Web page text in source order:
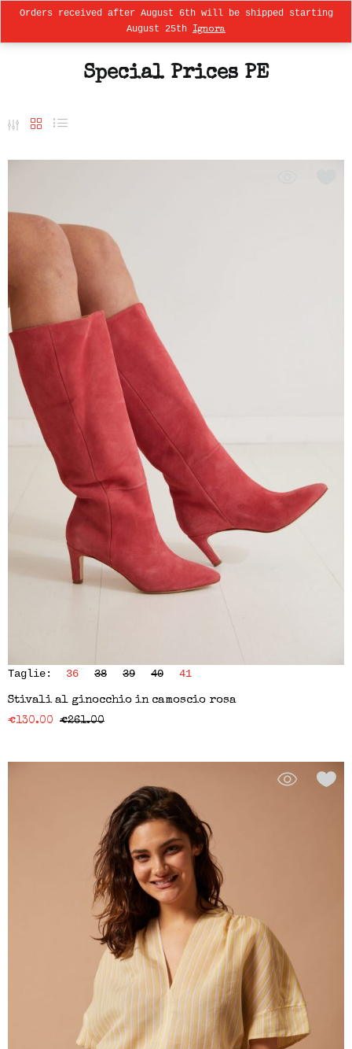
Special Prices PE
Taglie: 36 38 39 40 41
Stivali al ginocchio in camoscio rosa
€130.00 €261.00
Orders received after August 6th will be shipped starting
August 25th Ignora